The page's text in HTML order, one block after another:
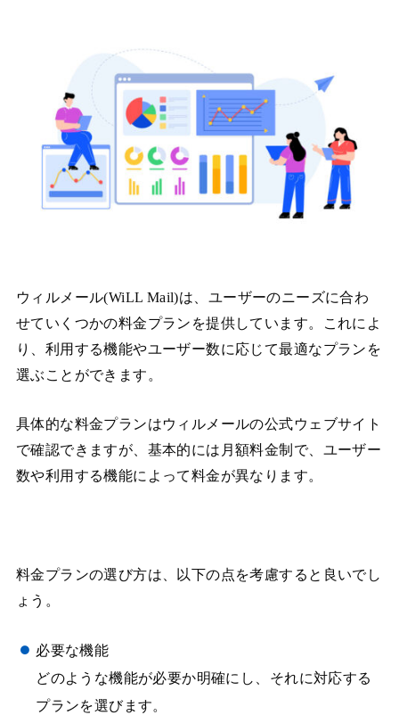
ウィルメール(WiLL Mail)は、ユーザーのニーズに合わ
せていくつかの料金プランを提供しています。これによ
り、利用する機能やユーザー数に応じて最適なプランを
選ぶことができます。
具体的な料金プランはウィルメールの公式ウェブサイト
で確認できますが、基本的には月額料金制で、ユーザー
数や利用する機能によって料金が異なります。
料金プランの選び方は、以下の点を考慮すると良いでし
ょう。
必要な機能
どのような機能が必要か明確にし、それに対応する
プランを選びます。